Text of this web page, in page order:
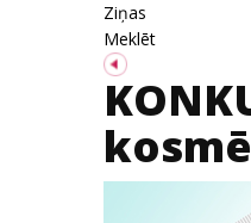
Ziņas
Meklēt